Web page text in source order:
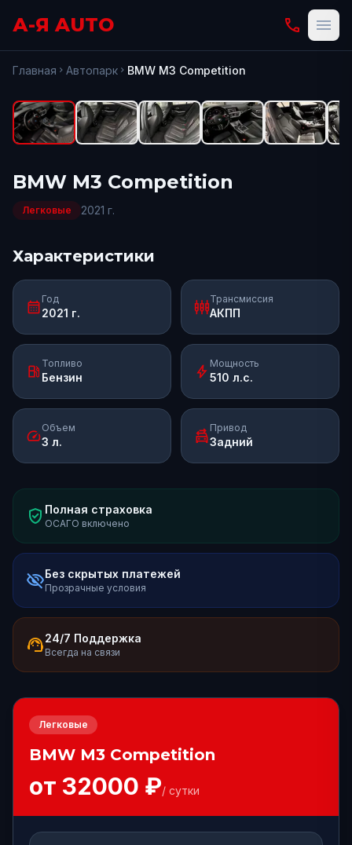
А-Я AUTO phone menu
Главная chevron_right Автопарк chevron_right BMW M3 Competition
BMW M3 Competition
Легковые 2021 г.
Характеристики
calendar_month Год
2021 г. settings_input_componentТрансмиссия
АКПП
local_gas_station Топливо
Бензин bolt Мощность
510 л.с.
speedОбъем
3 л. swap_driving_apps Привод
Задний
verified_user Полная страховка
ОСАГО включено
visibility_offБез скрытых платежей
Прозрачные условия
support_agent24/7 Поддержка
Всегда на связи
Легковые
BMW M3 Competition
от 32000 ₽/ сутки